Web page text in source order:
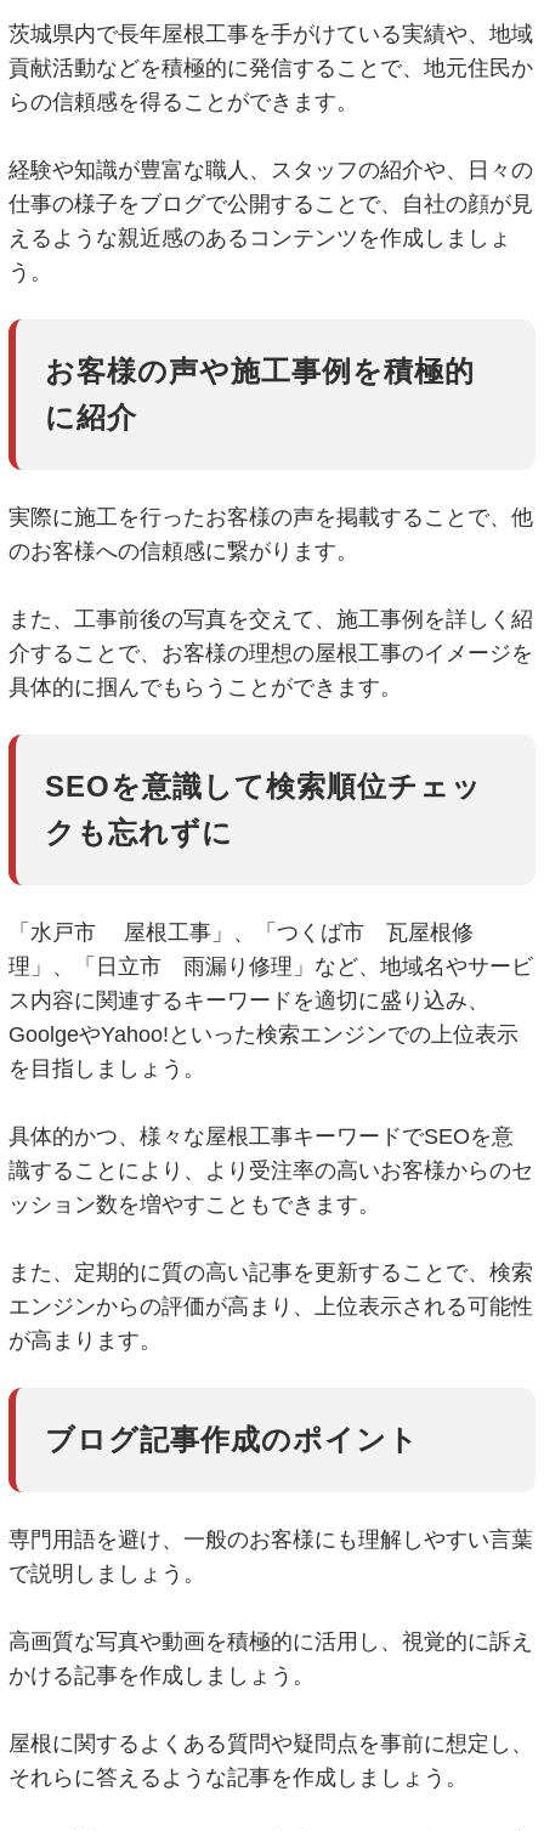
茨城県内で長年屋根工事を手がけている実績や、地域
貢献活動などを積極的に発信することで、地元住民か
らの信頼感を得ることができます。
経験や知識が豊富な職人、スタッフの紹介や、日々の
仕事の様子をブログで公開することで、自社の顔が見
えるような親近感のあるコンテンツを作成しましょ
う。
お客様の声や施工事例を積極的
に紹介
実際に施工を行ったお客様の声を掲載することで、他
のお客様への信頼感に繋がります。
また、工事前後の写真を交えて、施工事例を詳しく紹
介することで、お客様の理想の屋根工事のイメージを
具体的に掴んでもらうことができます。
SEOを意識して検索順位チェッ
クも忘れずに
「水戸市 屋根工事」、「つくば市 瓦屋根修
理」、「日立市 雨漏り修理」など、地域名やサービ
ス内容に関連するキーワードを適切に盛り込み、
GoolgeやYahoo!といった検索エンジンでの上位表示
を目指しましょう。
具体的かつ、様々な屋根工事キーワードでSEOを意
識することにより、より受注率の高いお客様からのセ
ッション数を増やすこともできます。
また、定期的に質の高い記事を更新することで、検索
エンジンからの評価が高まり、上位表示される可能性
が高まります。
ブログ記事作成のポイント
専門用語を避け、一般のお客様にも理解しやすい言葉
で説明しましょう。
高画質な写真や動画を積極的に活用し、視覚的に訴え
かける記事を作成しましょう。
屋根に関するよくある質問や疑問点を事前に想定し、
それらに答えるような記事を作成しましょう。